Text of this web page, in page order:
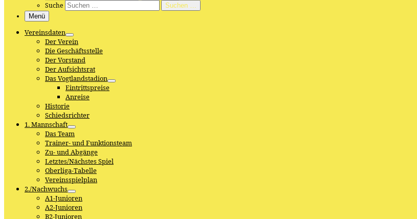
Suche
Suchen …
Menü
Vereinsdaten
Der Verein
Die Geschäftsstelle
Der Vorstand
Der Aufsichtsrat
Das Vogtlandstadion
Eintrittspreise
Anreise
Historie
Schiedsrichter
1. Mannschaft
Das Team
Trainer- und Funktionsteam
Zu- und Abgänge
Letztes/Nächstes Spiel
Oberliga-Tabelle
Vereinsspielplan
2./Nachwuchs
A1-Junioren
A2-Junioren
B2-Junioren